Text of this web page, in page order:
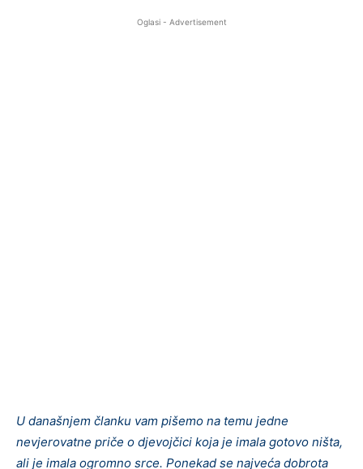
Oglasi - Advertisement
U današnjem članku vam pišemo na temu jedne
nevjerovatne priče o djevojčici koja je imala gotovo ništa,
ali je imala ogromno srce. Ponekad se najveća dobrota